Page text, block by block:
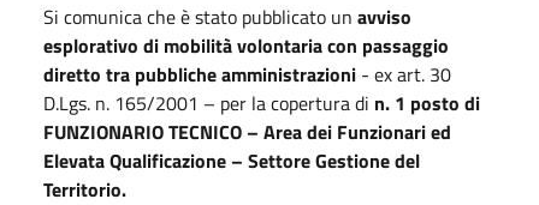
Si comunica che è stato pubblicato un avviso
esplorativo di mobilità volontaria con passaggio
diretto tra pubbliche amministrazioni - ex art. 30
D.Lgs. n. 165/2001 – per la copertura di n. 1 posto di
FUNZIONARIO TECNICO – Area dei Funzionari ed
Elevata Qualificazione – Settore Gestione del
Territorio.